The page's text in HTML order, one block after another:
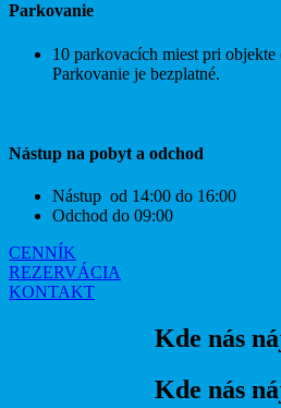
Parkovanie
10 parkovacích miest pri objekte
Parkovanie je bezplatné.
Nástup na pobyt a odchod
Nástup od 14:00 do 16:00
Odchod do 09:00
CENNÍK
REZERVÁCIA
KONTAKT
Kde nás
Kde nás